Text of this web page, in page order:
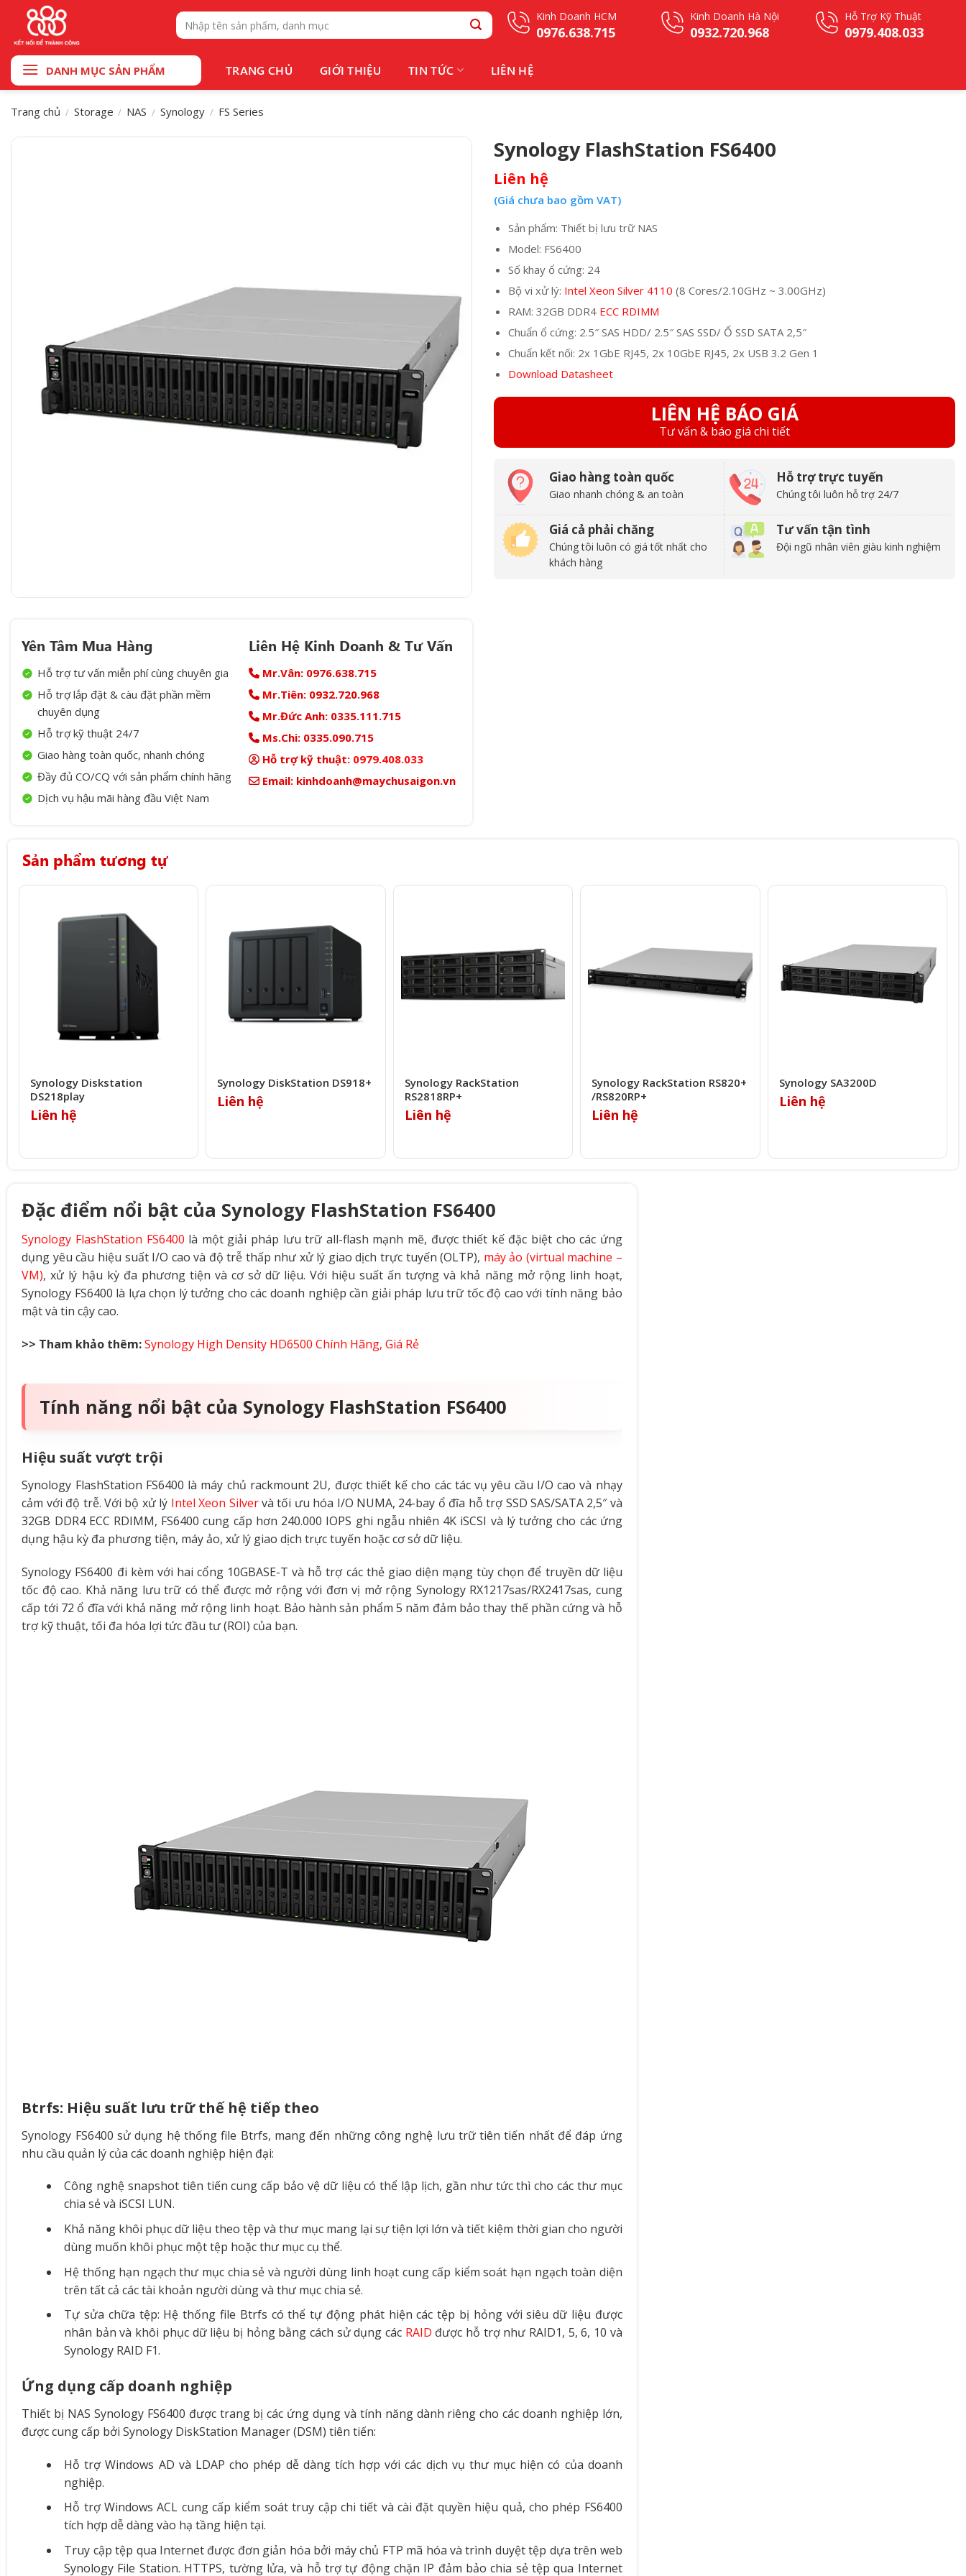
nội
dung
Tìm
kiếm:
Kinh Doanh HCM
0976.638.715
Kinh Doanh Hà Nội
0932.720.968
Hỗ Trợ Kỹ Thuật
0979.408.033
DANH MỤC SẢN PHẨM TRANG CHỦ GIỚI THIỆU TIN TỨC LIÊN HỆ
Trang chủ / Storage / NAS / Synology / FS Series
Yên Tâm Mua Hàng
Hỗ trợ tư vấn miễn phí cùng chuyên gia
Hỗ trợ lắp đặt & càu đặt phần mềm
chuyên dụng
Hỗ trợ kỹ thuật 24/7
Giao hàng toàn quốc, nhanh chóng
Đầy đủ CO/CQ với sản phẩm chính hãng
Dịch vụ hậu mãi hàng đầu Việt Nam
Liên Hệ Kinh Doanh & Tư Vấn
Mr.Vân: 0976.638.715
Mr.Tiên: 0932.720.968
Mr.Đức Anh: 0335.111.715
Ms.Chi: 0335.090.715
Hỗ trợ kỹ thuật: 0979.408.033
Email: kinhdoanh@maychusaigon.vn
Synology FlashStation FS6400
Liên hệ
(Giá chưa bao gồm VAT)
Sản phẩm: Thiết bị lưu trữ NAS
Model: FS6400
Số khay ổ cứng: 24
Bộ vi xử lý: Intel Xeon Silver 4110 (8 Cores/2.10GHz ~ 3.00GHz)
RAM: 32GB DDR4 ECC RDIMM
Chuẩn ổ cứng: 2.5″ SAS HDD/ 2.5″ SAS SSD/ Ổ SSD SATA 2,5″
Chuẩn kết nối: 2x 1GbE RJ45, 2x 10GbE RJ45, 2x USB 3.2 Gen 1
Download Datasheet
LIÊN HỆ BÁO GIÁ
Tư vấn & báo giá chi tiết
Giao hàng toàn quốc
Giao nhanh chóng & an toàn
Hỗ trợ trực tuyến
Chúng tôi luôn hỗ trợ 24/7
Giá cả phải chăng
Chúng tôi luôn có giá tốt nhất cho
khách hàng
Tư vấn tận tình
Đội ngũ nhân viên giàu kinh nghiệm
Sản phẩm tương tự
Synology Diskstation
DS218play
Liên hệ
Synology DiskStation DS918+
Liên hệ
Synology RackStation
RS2818RP+
Liên hệ
Synology RackStation RS820+​
/​RS820RP+
Liên hệ
Synology SA3200D
Liên hệ
Đặc điểm nổi bật của Synology FlashStation FS6400
Synology FlashStation FS6400 là một giải pháp lưu trữ all-flash mạnh mẽ, được thiết kế đặc biệt cho các ứng
dụng yêu cầu hiệu suất I/O cao và độ trễ thấp như xử lý giao dịch trực tuyến (OLTP), máy ảo (virtual machine –
VM), xử lý hậu kỳ đa phương tiện và cơ sở dữ liệu. Với hiệu suất ấn tượng và khả năng mở rộng linh hoạt,
Synology FS6400 là lựa chọn lý tưởng cho các doanh nghiệp cần giải pháp lưu trữ tốc độ cao với tính năng bảo
mật và tin cậy cao.
>> Tham khảo thêm:Synology High Density HD6500 Chính Hãng, Giá Rẻ
Tính năng nổi bật của Synology FlashStation FS6400
Hiệu suất vượt trội
Synology FlashStation FS6400 là máy chủ rackmount 2U, được thiết kế cho các tác vụ yêu cầu I/O cao và nhạy
cảm với độ trễ. Với bộ xử lý Intel Xeon Silvervà tối ưu hóa I/O NUMA, 24-bay ổ đĩa hỗ trợ SSD SAS/SATA 2,5″ và
32GB DDR4 ECC RDIMM, FS6400 cung cấp hơn 240.000 IOPS ghi ngẫu nhiên 4K iSCSI và lý tưởng cho các ứng
dụng hậu kỳ đa phương tiện, máy ảo, xử lý giao dịch trực tuyến hoặc cơ sở dữ liệu.
Synology FS6400 đi kèm với hai cổng 10GBASE-T và hỗ trợ các thẻ giao diện mạng tùy chọn để truyền dữ liệu
tốc độ cao. Khả năng lưu trữ có thể được mở rộng với đơn vị mở rộng Synology RX1217sas/RX2417sas, cung
cấp tới 72 ổ đĩa với khả năng mở rộng linh hoạt. Bảo hành sản phẩm 5 năm đảm bảo thay thế phần cứng và hỗ
trợ kỹ thuật, tối đa hóa lợi tức đầu tư (ROI) của bạn.
Btrfs: Hiệu suất lưu trữ thế hệ tiếp theo
Synology FS6400 sử dụng hệ thống file Btrfs, mang đến những công nghệ lưu trữ tiên tiến nhất để đáp ứng
nhu cầu quản lý của các doanh nghiệp hiện đại:
Công nghệ snapshot tiên tiến cung cấp bảo vệ dữ liệu có thể lập lịch, gần như tức thì cho các thư mục
chia sẻ và iSCSI LUN.
Khả năng khôi phục dữ liệu theo tệp và thư mục mang lại sự tiện lợi lớn và tiết kiệm thời gian cho người
dùng muốn khôi phục một tệp hoặc thư mục cụ thể.
Hệ thống hạn ngạch thư mục chia sẻ và người dùng linh hoạt cung cấp kiểm soát hạn ngạch toàn diện
trên tất cả các tài khoản người dùng và thư mục chia sẻ.
Tự sửa chữa tệp: Hệ thống file Btrfs có thể tự động phát hiện các tệp bị hỏng với siêu dữ liệu được
nhân bản và khôi phục dữ liệu bị hỏng bằng cách sử dụng các RAID được hỗ trợ như RAID1, 5, 6, 10 và
Synology RAID F1.
Ứng dụng cấp doanh nghiệp
Thiết bị NAS Synology FS6400 được trang bị các ứng dụng và tính năng dành riêng cho các doanh nghiệp lớn,
được cung cấp bởi Synology DiskStation Manager (DSM) tiên tiến:
Hỗ trợ Windows AD và LDAP cho phép dễ dàng tích hợp với các dịch vụ thư mục hiện có của doanh
nghiệp.
Hỗ trợ Windows ACL cung cấp kiểm soát truy cập chi tiết và cài đặt quyền hiệu quả, cho phép FS6400
tích hợp dễ dàng vào hạ tầng hiện tại.
Truy cập tệp qua Internet được đơn giản hóa bởi máy chủ FTP mã hóa và trình duyệt tệp dựa trên web
Synology File Station. HTTPS, tường lửa, và hỗ trợ tự động chặn IP đảm bảo chia sẻ tệp qua Internet